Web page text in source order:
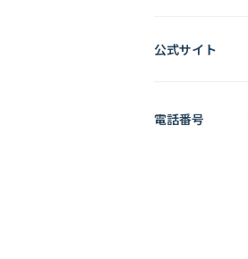
公式サイト
電話番号